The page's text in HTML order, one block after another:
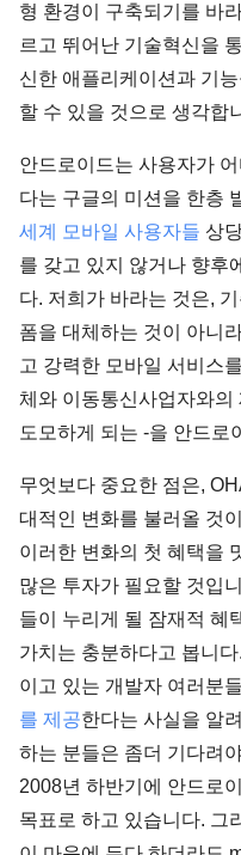
형 환경이 구축되기를 바
르고 뛰어난 기술혁신을
신한 애플리케이션과 기
할 수 있을 것으로 생각합
안드로이드는 사용자가
다는 구글의 미션을 한층
세계 모바일 사용자들 상
를 갖고 있지 않거나 향후
다. 저희가 바라는 것은,
폼을 대체하는 것이 아니
고 강력한 모바일 서비스
체와 이동통신사업자와
도모하게 되는 -을 안드로
무엇보다 중요한 점은,
대적인 변화를 불러올 것
이러한 변화의 첫 혜택을
많은 투자가 필요할 것입
들이 누리게 될 잠재적 혜
가치는 충분하다고 봅니
이고 있는 개발자 여러분
를 제공한다는 사실을 알
하는 분들은 좀더 기다려
2008년 하반기에 안드로
목표로 하고 있습니다. 그